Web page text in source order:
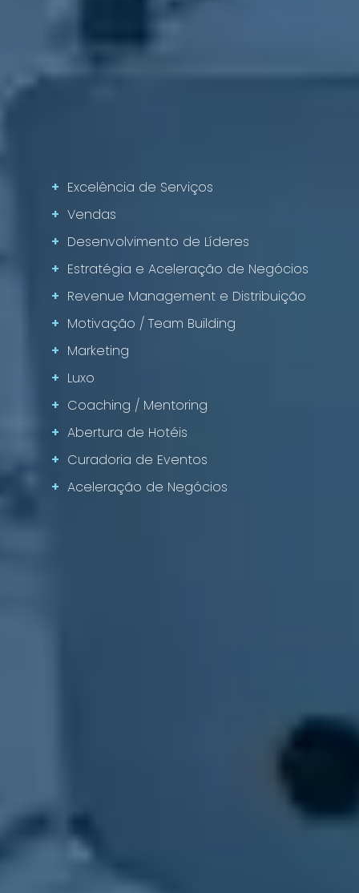
+ Excelência de Serviços
+ Vendas
+ Desenvolvimento de Líderes
+ Estratégia e Aceleração de Negócios
+ Revenue Management e Distribuição
+ Motivação / Team Building
+ Marketing
+ Luxo
+ Coaching / Mentoring
+ Abertura de Hotéis
+ Curadoria de Eventos
+ Aceleração de Negócios